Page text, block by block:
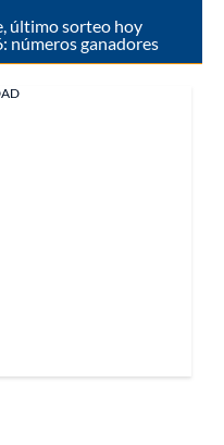
último sorteo hoy
números ganadores